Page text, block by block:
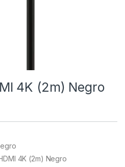
4K (2m) Negro
4K (2m) Negro